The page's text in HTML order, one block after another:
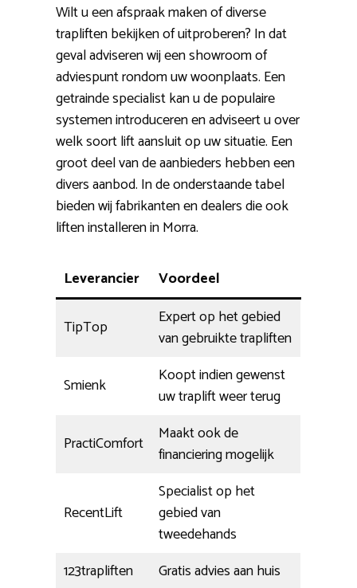
Wilt u een afspraak maken of diverse
trapliften bekijken of uitproberen? In dat
geval adviseren wij een showroom of
adviespunt rondom uw woonplaats. Een
getrainde specialist kan u de populaire
systemen introduceren en adviseert u over
welk soort lift aansluit op uw situatie. Een
groot deel van de aanbieders hebben een
divers aanbod. In de onderstaande tabel
bieden wij fabrikanten en dealers die ook
liften installeren in Morra.
Leverancier Voordeel
TipTop
Expert op het gebied
van gebruikte trapliften
Smienk
Koopt indien gewenst
uw traplift weer terug
PractiComfort
Maakt ook de
financiering mogelijk
RecentLift
Specialist op het
gebied van
tweedehands
123trapliften
Gratis advies aan huis